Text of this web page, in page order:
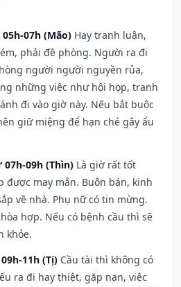
07h (Mão) Hay tranh luận,
phải đề phòng. Người ra đi
người người nguyền rủa,
những việc như hội họp, tranh
đi vào giờ này. Nếu bắt buộc
giữ miệng để hạn ché gây ẩu
07h-09h (Thìn) Là giờ rất tốt
được may mắn. Buôn bán, kinh
về nhà. Phụ nữ có tin mừng.
hợp. Nếu có bệnh cầu thì sẽ
khỏe.
11h (Tị) Cầu tài thì không có
ra đi hay thiệt, gặp nạn, việc